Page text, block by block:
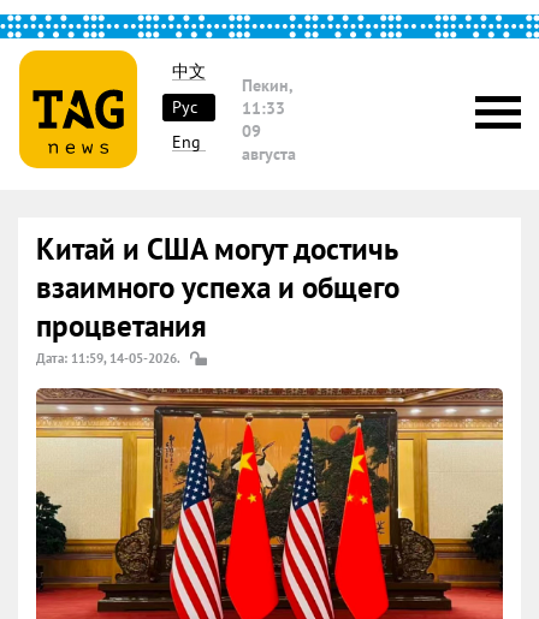
中文
Рус
Eng
Пекин,
11:33
09
августа
Китай и США могут достичь
взаимного успеха и общего
процветания
Дата: 11:59, 14-05-2026.